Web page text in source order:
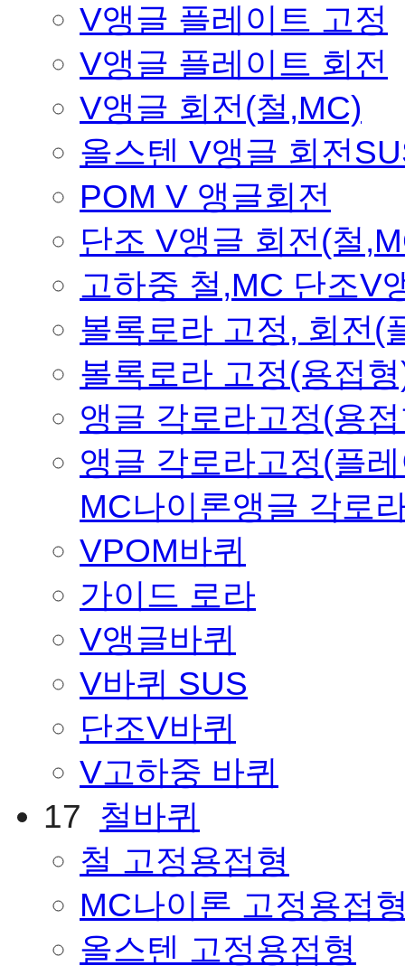
V앵글 플레이트 고정
V앵글 플레이트 회전
V앵글 회전(철,MC)
올스텐 V앵글 회전
POM V 앵글회전
단조 V앵글 회전(철
고하중 철,MC 단조V
볼록로라 고정, 회전(
볼록로라 고정(용접
앵글 각로라고정(용
앵글 각로라고정(플
MC나이론앵글 각로
VPOM바퀴
가이드 로라
V앵글바퀴
V바퀴 SUS
단조V바퀴
V고하중 바퀴
17 철바퀴
철 고정용접형
MC나이론 고정용접
올스텐 고정용접형